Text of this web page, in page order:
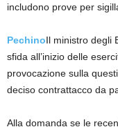
includono prove per
PechinoIl ministro degli
sfida all’inizio delle
provocazione sulla
deciso contrattacco da
Alla domanda se le